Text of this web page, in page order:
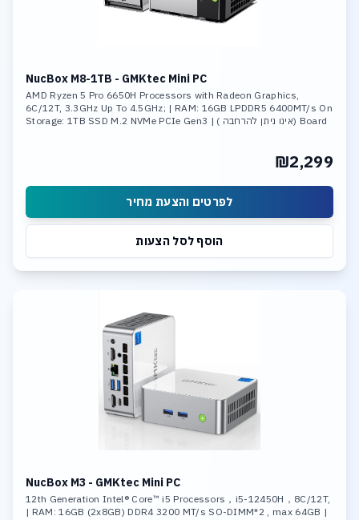
NucBox M8-1TB - GMKtec Mini PC
AMD Ryzen 5 Pro 6650H Processors with Radeon Graphics,
6C/12T, 3.3GHz Up To 4.5GHz; | RAM: 16GB LPDDR5 6400MT/s On
Board (אינו ניתן להרחבה ) | Storage: 1TB SSD M.2 NVMe PCIe Gen3
₪2,299
לפרטים והצעת מחיר
הוסף לסל הצעות
NucBox M3 - GMKtec Mini PC
12th Generation Intel® Core™ i5 Processors，i5-12450H，8C/12T,
| RAM: 16GB (2x8GB) DDR4 3200 MT/s SO-DIMM*2 , max 64GB |